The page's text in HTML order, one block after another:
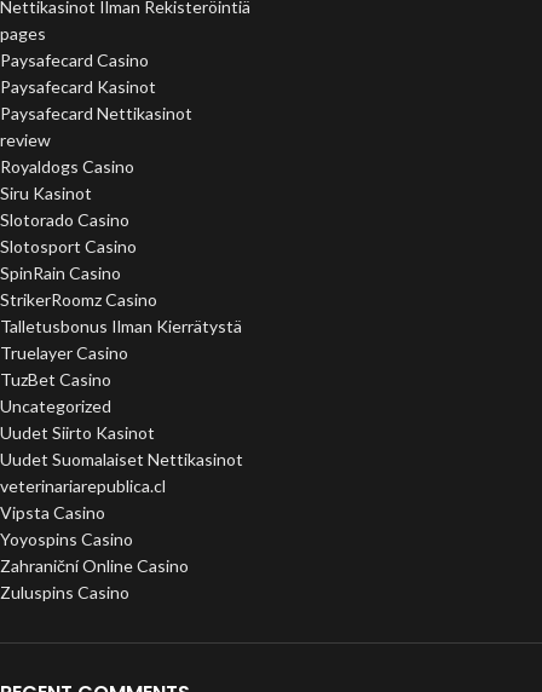
Nettikasinot Ilman Rekisteröintiä
pages
Paysafecard Casino
Paysafecard Kasinot
Paysafecard Nettikasinot
review
Royaldogs Casino
Siru Kasinot
Slotorado Casino
Slotosport Casino
SpinRain Casino
StrikerRoomz Casino
Talletusbonus Ilman Kierrätystä
Truelayer Casino
TuzBet Casino
Uncategorized
Uudet Siirto Kasinot
Uudet Suomalaiset Nettikasinot
veterinariarepublica.cl
Vipsta Casino
Yoyospins Casino
Zahraniční Online Casino
Zuluspins Casino